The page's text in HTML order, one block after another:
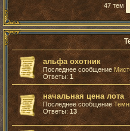
47 тем
альфа охотник
Последнее сообщение
Ответы: 1
начальная цена лота
Последнее сообщение
Ответы:13